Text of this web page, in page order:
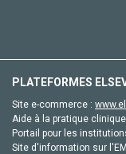
PLATEFORMES
Site e-commerce :
Aide à la pratique
Portail pour les
Site d'information sur